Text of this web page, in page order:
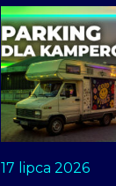
17 lipca 2026